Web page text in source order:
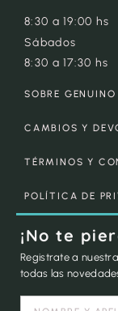
8:30 a 19:00 hs
Sábados
8:30 a 17:30 hs
SOBRE GENUINO
CAMBIOS Y
TÉRMINOS Y
POLÍTICA DE
¡No te
Registrate a
todas las